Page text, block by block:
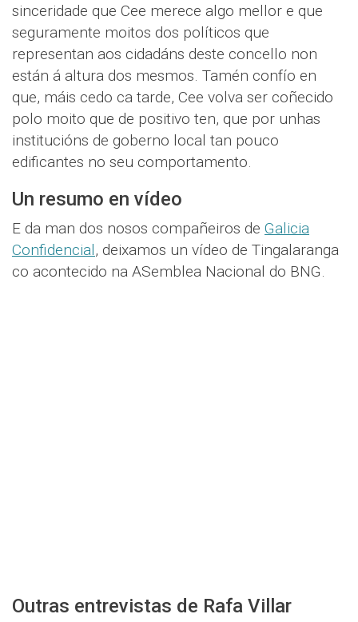
sinceridade que Cee merece algo mellor e que
seguramente moitos dos políticos que
representan aos cidadáns deste concello non
están á altura dos mesmos. Tamén confío en
que, máis cedo ca tarde, Cee volva ser coñecido
polo moito que de positivo ten, que por unhas
institucións de goberno local tan pouco
edificantes no seu comportamento.
Un resumo en vídeo
E da man dos nosos compañeiros de Galicia
Confidencial, deixamos un vídeo de Tingalaranga
co acontecido na ASemblea Nacional do BNG.
Outras entrevistas de Rafa Villar